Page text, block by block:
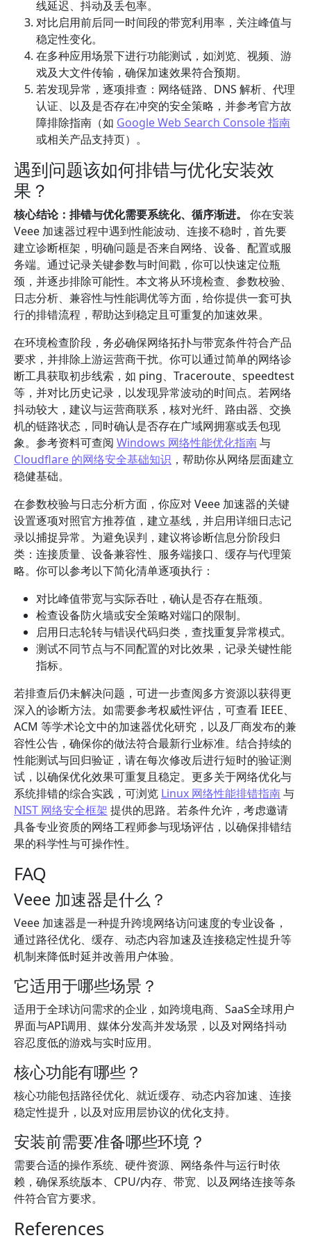
线延迟、抖动及丢包率。
对比启用前后同一时间段的带宽利用率，关注峰值与
稳定性变化。
在多种应用场景下进行功能测试，如浏览、视频、游
戏及大文件传输，确保加速效果符合预期。
若发现异常，逐项排查：网络链路、DNS 解析、代理
认证、以及是否存在冲突的安全策略，并参考官方故
障排除指南（如 Google Web Search Console 指南
或相关产品支持页）。
遇到问题该如何排错与优化安装效
果？
核心结论：排错与优化需要系统化、循序渐进。
你在安装
Veee 加速器过程中遇到性能波动、连接不稳时，首先要
建立诊断框架，明确问题是否来自网络、设备、配置或服
务端。通过记录关键参数与时间戳，你可以快速定位瓶
颈，并逐步排除可能性。本文将从环境检查、参数校验、
日志分析、兼容性与性能调优等方面，给你提供一套可执
行的排错流程，帮助达到稳定且可重复的加速效果。
在环境检查阶段，务必确保网络拓扑与带宽条件符合产品
要求，并排除上游运营商干扰。你可以通过简单的网络诊
断工具获取初步线索，如 ping、Traceroute、speedtest
等，并对比历史记录，以发现异常波动的时间点。若网络
抖动较大，建议与运营商联系，核对光纤、路由器、交换
机的链路状态，同时确认是否存在广域网拥塞或丢包现
象。参考资料可查阅 Windows 网络性能优化指南与
Cloudflare 的网络安全基础知识 ，帮助你从网络层面建立
稳健基础。
在参数校验与日志分析方面，你应对 Veee 加速器的关键
设置逐项对照官方推荐值，建立基线，并启用详细日志记
录以捕捉异常。为避免误判，建议将诊断信息分阶段归
类：连接质量、设备兼容性、服务端接口、缓存与代理策
略。你可以参考以下简化清单逐项执行：
对比峰值带宽与实际吞吐，确认是否存在瓶颈。
检查设备防火墙或安全策略对端口的限制。
启用日志轮转与错误代码归类，查找重复异常模式。
测试不同节点与不同配置的对比效果，记录关键性能
指标。
若排查后仍未解决问题，可进一步查阅多方资源以获得更
深入的诊断方法。如需要参考权威性评估，可查看 IEEE、
ACM 等学术论文中的加速器优化研究，以及厂商发布的兼
容性公告，确保你的做法符合最新行业标准。结合持续的
性能测试与回归验证，请在每次修改后进行短时的验证测
试，以确保优化效果可重复且稳定。更多关于网络优化与
系统排错的综合实践，可浏览 Linux 网络性能排错指南与
NIST 网络安全框架 提供的思路。若条件允许，考虑邀请
具备专业资质的网络工程师参与现场评估，以确保排错结
果的科学性与可操作性。
FAQ
Veee 加速器是什么？
Veee 加速器是一种提升跨境网络访问速度的专业设备，
通过路径优化、缓存、动态内容加速及连接稳定性提升等
机制来降低时延并改善用户体验。
它适用于哪些场景？
适用于全球访问需求的企业，如跨境电商、SaaS全球用户
界面与API调用、媒体分发高并发场景，以及对网络抖动
容忍度低的游戏与实时应用。
核心功能有哪些？
核心功能包括路径优化、就近缓存、动态内容加速、连接
稳定性提升，以及对应用层协议的优化支持。
安装前需要准备哪些环境？
需要合适的操作系统、硬件资源、网络条件与运行时依
赖，确保系统版本、CPU/内存、带宽、以及网络连接等条
件符合官方要求。
References